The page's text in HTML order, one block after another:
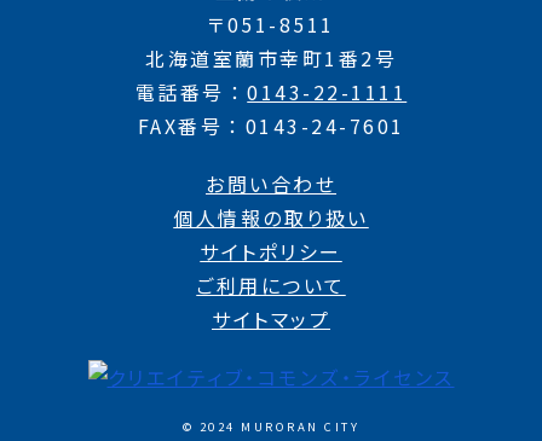
〒051-8511
北海道室蘭市幸町1番2号
電話番号
0143-22-1111
FAX番号
0143-24-7601
お問い合わせ
個人情報の取り扱い
サイトポリシー
ご利用について
サイトマップ
© 2024 MURORAN CITY